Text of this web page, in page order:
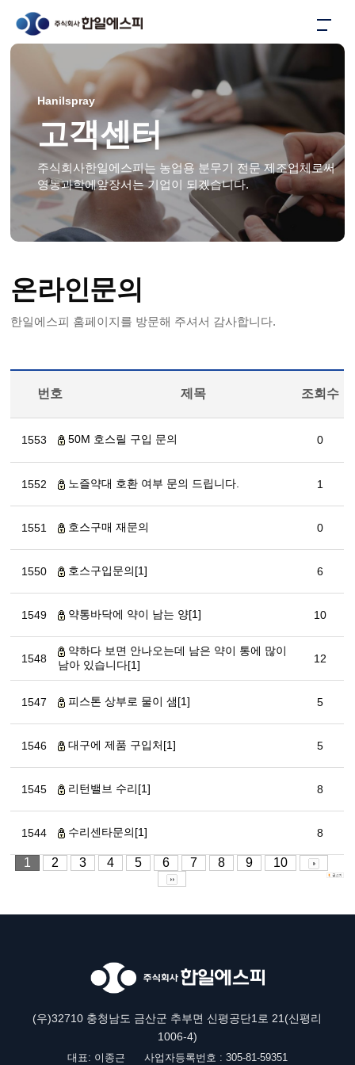
Hanilspray
고객센터
주식회사한일에스피는 농업용 분무기 전문 제조업체로써
영농과학에앞장서는 기업이 되겠습니다.
온라인문의
한일에스피 홈페이지를 방문해 주셔서 감사합니다.
번호 제목 조회수
1553 50M 호스릴 구입 문의 0
1552 노즐약대 호환 여부 문의 드립니다. 1
1551 호스구매 재문의 0
1550 호스구입문의[1] 6
1549 약통바닥에 약이 남는 양[1] 10
1548
약하다 보면 안나오는데 남은 약이 통에 많이
남아 있습니다[1]
12
1547 피스톤 상부로 물이 샘[1] 5
1546 대구에 제품 구입처[1] 5
1545 리턴밸브 수리[1] 8
1544 수리센타문의[1] 8
1 2 3 4 5 6 7 8 9 10
(우)32710 충청남도 금산군 추부면 신평공단1로 21(신평리
1006-4)
대표: 이종근 사업자등록번호 : 305-81-59351